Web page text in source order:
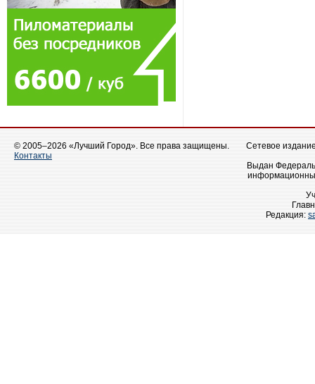
© 2005–2026 «Лучший Город». Все права защищены.
Контакты
Сетевое
Выдан
Редакция: